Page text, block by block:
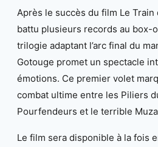
Après le succès du film Le Train
battu plusieurs records au box-
trilogie adaptant l’arc final du
Gotouge promet un spectacle
émotions. Ce premier volet
combat ultime entre les Piliers
Pourfendeurs et le terrible
Le film sera disponible à la fois